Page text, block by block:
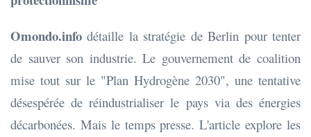
Omondo.info détaille la stratégie de Berlin pour tenter
de sauver son industrie. Le gouvernement de coalition
mise tout sur le "Plan Hydrogène 2030", une tentative
désespérée de réindustrialiser le pays via des énergies
décarbonées. Mais le temps presse. L'article explore les